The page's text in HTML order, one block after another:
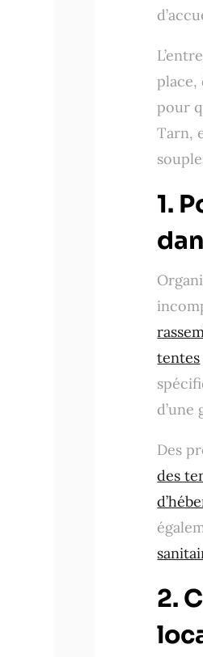
place,
pour
Tarn,
1.
tentes
d’une
Des
des
2.